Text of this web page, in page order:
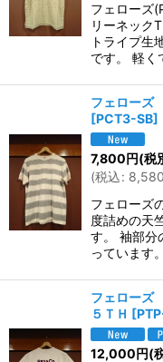
フェローズ
リーネック
トライプ生
です。 軽く
フェローズ
[PCT3-SB]
7,800円(税
(税込: 8,580
フェローズ
度詰めの天
す。 袖部分
っています
フェロー
５ＴＨ [
12,000円(